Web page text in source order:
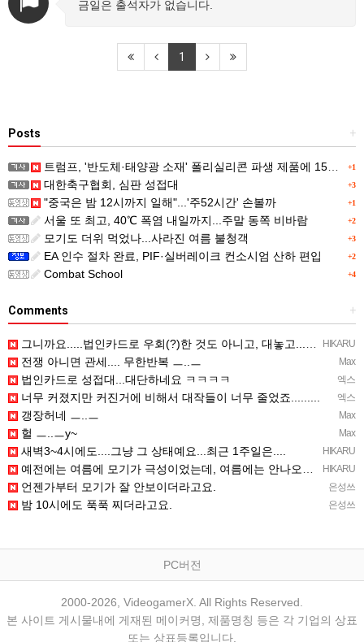
금일은 출석자가 없습니다.
1
+
Posts
+1
트럼프, '반도체·태양광 소재' 폴리실리콘 파생 제품에 15% 관세...한국 기업도 영향
+3
대한축구협회, 심판 성접대
+1
"중국은 밤 12시까지 일해"...'주52시간' 손볼까
+2
서울 또 최고, 40℃ 폭염 내일까지...주말 동쪽 비바람
+3
모기도 더위 먹었나...사라진 여름 불청객
+2
EA 인수 절차 완료, PIF·실버레이크 컨소시엄 산하 편입
+4
Combat School
+
Comments
HIKARU
그니까요.....법인카드로 우회(?)한 것도 아니고, 대놓고...ㅋ ㅋ)
Max
전쟁 아니면 관세.... 무한반복 ㅡ..ㅡ
엑스
법인카드로 성접대...대단하네요 ㅋㅋㅋㅋ
엑스
너무 커졌지만 커진거에 비해서 대작들이 너무 줄었죠.........
Max
갱장허네 ㅡ..ㅡ
Max
헐 ㅡ..ㅡy~
HIKARU
새벽3~4시에도....그냥 그 상태예요...최근 1주일은....
HIKARU
예전에는 여름에 모기가 극성이었는데, 여름에는 안나오는 것 같은.....ㅎ ㅎ)
은성쓰
언젠가부터 모기가 잘 안보이더라고요.
은성쓰
밤 10시에도 푹푹 찌더라고요.
PC버전
2000-2026, VideogamerX. All Rights Reserved.
본 사이트 게시물내에 게재된 메이커명, 제품명칭 등은 각 기업의 상표
또는 상표등록입니다.